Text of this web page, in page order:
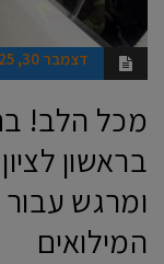
דצמבר 30, 2025
מכל הלב!
בראשון
ומרגש
המילואים